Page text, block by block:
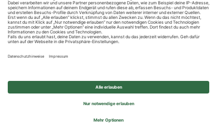
Impressum
Privatsphäre-Einstellungen
© 2026 REWE Group - All rights reserved